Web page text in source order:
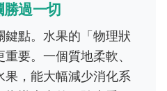
過一切
點。水果的「物理狀
要。一個質地柔軟、
果，能大幅減少消化系